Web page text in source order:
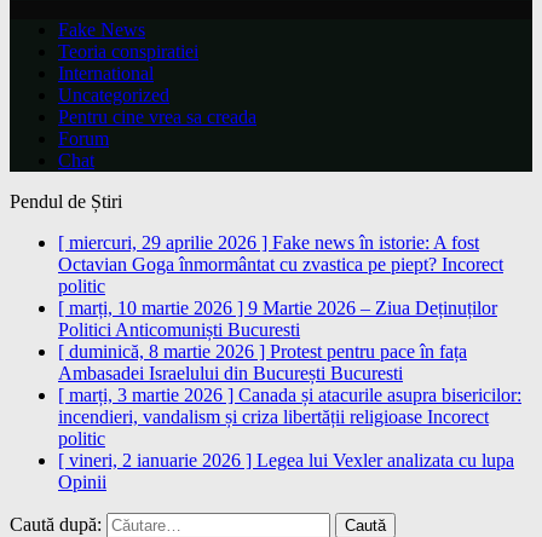
Fake News
Teoria conspiratiei
International
Uncategorized
Pentru cine vrea sa creada
Forum
Chat
Pendul de Știri
[ miercuri, 29 aprilie 2026 ] Fake news în istorie: A fost
Octavian Goga înmormântat cu zvastica pe piept? Incorect
politic
[ marți, 10 martie 2026 ] 9 Martie 2026 – Ziua Deținuților
Politici Anticomuniști Bucuresti
[ duminică, 8 martie 2026 ] Protest pentru pace în fața
Ambasadei Israelului din București Bucuresti
[ marți, 3 martie 2026 ] Canada și atacurile asupra bisericilor:
incendieri, vandalism și criza libertății religioase Incorect
politic
[ vineri, 2 ianuarie 2026 ] Legea lui Vexler analizata cu lupa
Opinii
Caută după: